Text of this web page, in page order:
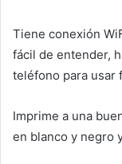
Tiene conexión
fácil de entender,
teléfono para usar
Imprime a una
en blanco y negro